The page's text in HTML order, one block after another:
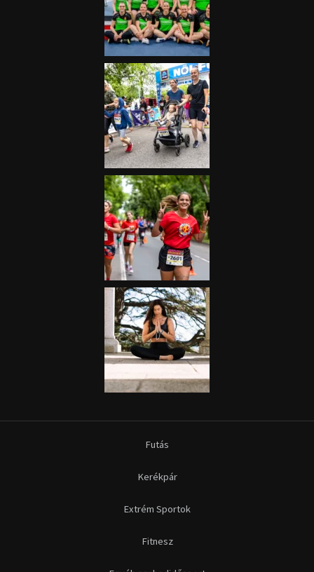
Futás
Kerékpár
Extrém Sportok
Fitnesz